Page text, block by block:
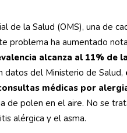
de la Salud (OMS), una de
problema ha aumentado
alcanza al 11% de
datos del Ministerio de Salud,
médicas por
de polen en el aire. No se
alérgica y el asma.